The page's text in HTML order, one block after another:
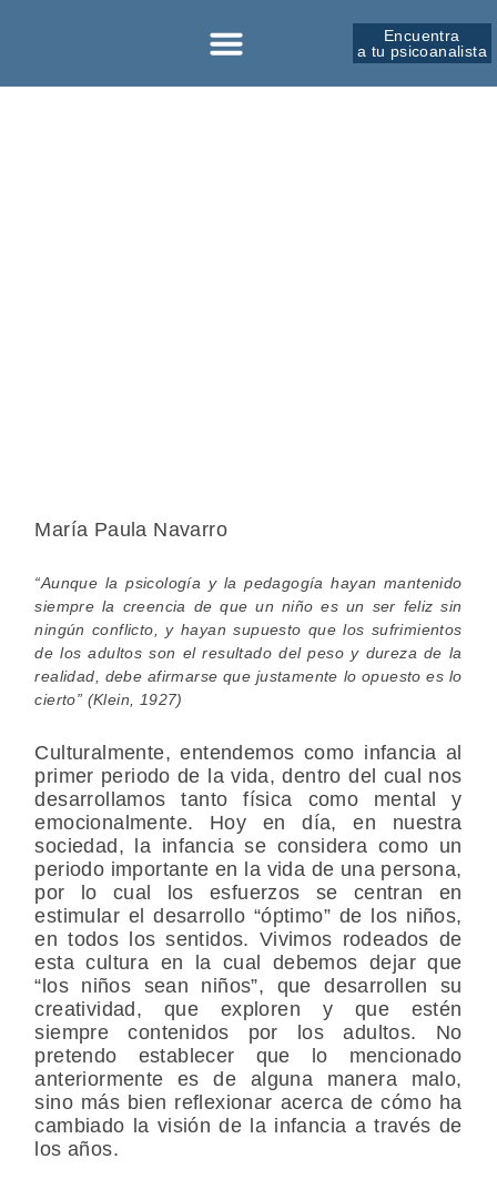
Encuentra
a tu psicoanalista
María Paula Navarro
“Aunque la psicología y la pedagogía hayan mantenido
siempre la creencia de que un niño es un ser feliz sin
ningún conflicto, y hayan supuesto que los sufrimientos
de los adultos son el resultado del peso y dureza de la
realidad, debe afirmarse que justamente lo opuesto es lo
cierto” (Klein, 1927)
Culturalmente, entendemos como infancia al
primer periodo de la vida, dentro del cual nos
desarrollamos tanto física como mental y
emocionalmente. Hoy en día, en nuestra
sociedad, la infancia se considera como un
periodo importante en la vida de una persona,
por lo cual los esfuerzos se centran en
estimular el desarrollo “óptimo” de los niños,
en todos los sentidos. Vivimos rodeados de
esta cultura en la cual debemos dejar que
“los niños sean niños”, que desarrollen su
creatividad, que exploren y que estén
siempre contenidos por los adultos. No
pretendo establecer que lo mencionado
anteriormente es de alguna manera malo,
sino más bien reflexionar acerca de cómo ha
cambiado la visión de la infancia a través de
los años.